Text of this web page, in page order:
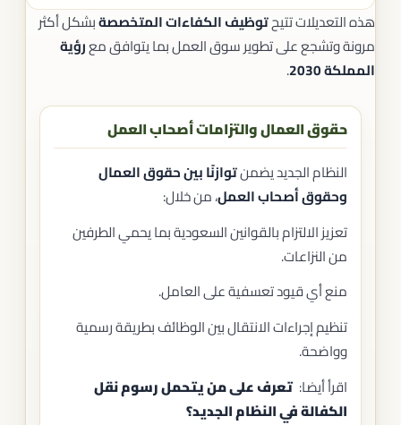
هذه التعديلات تتيحتوظيف الكفاءات المتخصصةبشكل أكثر
مرونة وتشجع على تطوير سوق العمل بما يتوافق معرؤية
المملكة 2030
.
حقوق العمال والتزامات أصحاب العمل
النظام الجديد يضمنتوازنًا بين حقوق العمال
وحقوق أصحاب العمل، من خلال:
تعزيز الالتزام بالقوانين السعودية بما يحمي الطرفين
من النزاعات.
منع أي قيود تعسفية على العامل.
تنظيم إجراءات الانتقال بين الوظائف بطريقة رسمية
وواضحة.
اقرأ أيضا: تعرف على من يتحمل رسوم نقل
الكفالة في النظام الجديد؟